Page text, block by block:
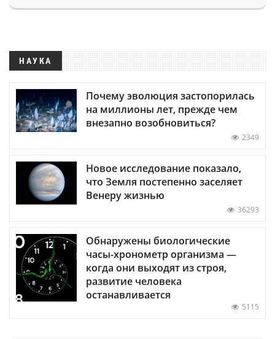
НАУКА
Почему эволюция застопорилась
на миллионы лет, прежде чем
внезапно возобновиться?
2349
Новое исследование показало,
что Земля постепенно заселяет
Венеру жизнью
36293
Обнаружены биологические
часы-хронометр организма —
когда они выходят из строя,
развитие человека
останавливается
5115